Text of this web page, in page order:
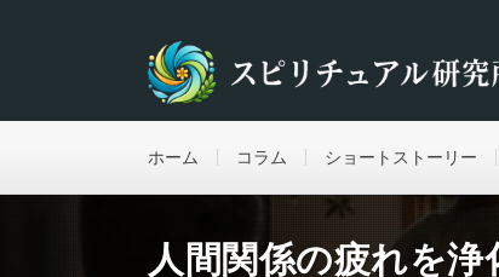
ホーム コラム ショートストーリー
人間関係の疲れを浄